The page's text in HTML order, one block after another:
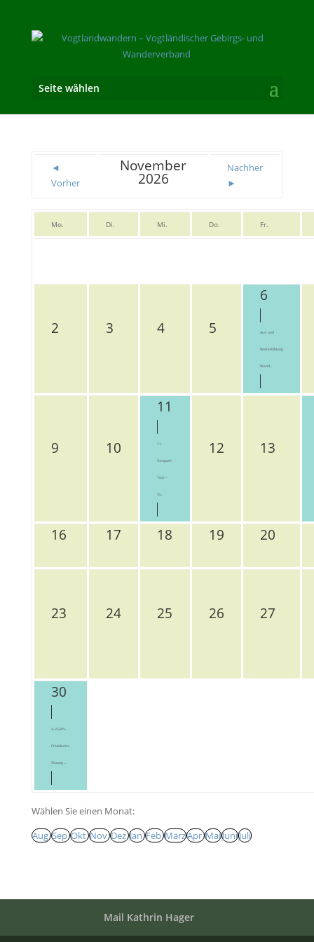
Seite wählen
◄
Vorher
November
2026
Nachher
►
Mo. Di. Mi. Do. Fr.
2 3 4 5
6
Aus- und
Weiterbildung
Wand...
9 10
11
11.
Geopark-
Tour –
Zu...
12 13
16 17 18 19 20
23 24 25 26 27
30
4. VGWV-
Präsidiums-
Sitzung ...
Wählen Sie einen Monat:
Aug.Sep.Okt.Nov.Dez.Jan.Feb.MärzApr.MaiJuniJuli
Mail Kathrin Hager